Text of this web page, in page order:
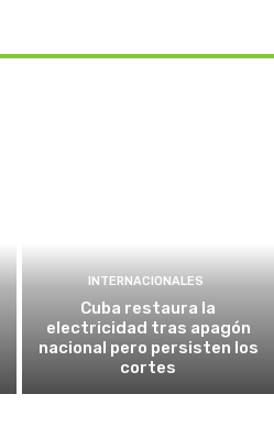
INTERNACIONALES
Cuba restaura la
electricidad tras apagón
nacional pero persisten los
cortes